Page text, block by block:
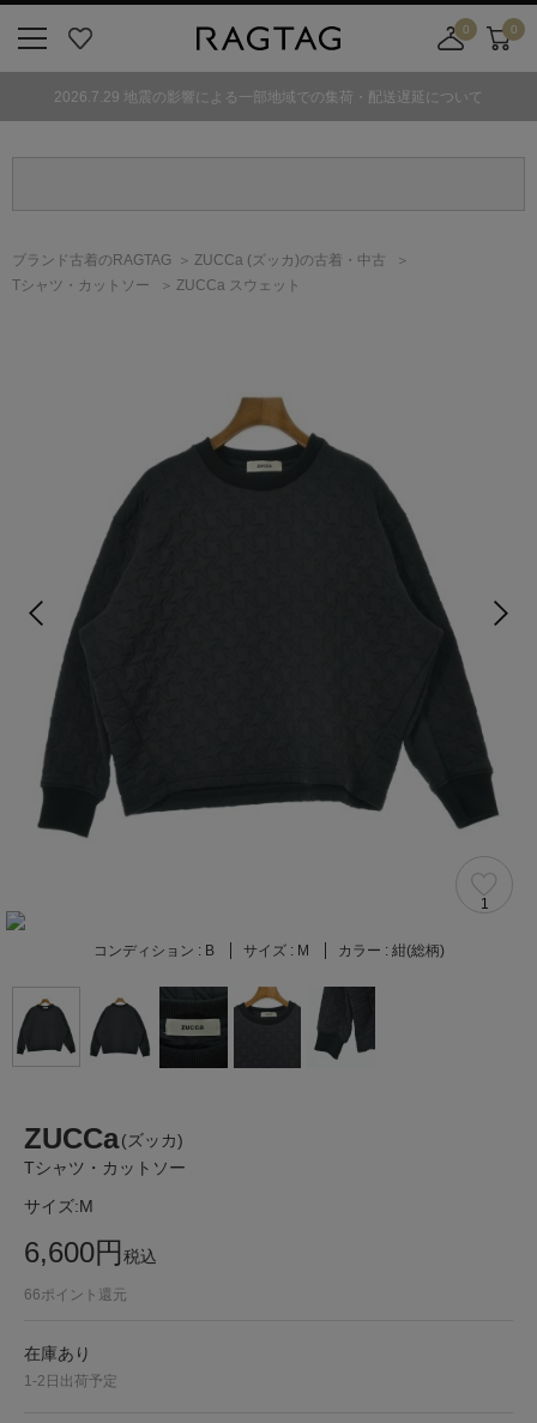
気
0
舗
カ
0
2026.7.29 地震の影響による一部地域での集荷・配送遅延について
ブランド古着のRAGTAG ZUCCa (ズッカ)の古着・中古
Tシャツ・カットソー
ZUCCa スウェット
1
コンディション : B サイズ : M カラー : 紺(総柄)
ZUCCa(ズッカ)
Tシャツ・カットソー
サイズ:M
6,600円税込
66ポイント還元
在庫あり
1-2日出荷予定